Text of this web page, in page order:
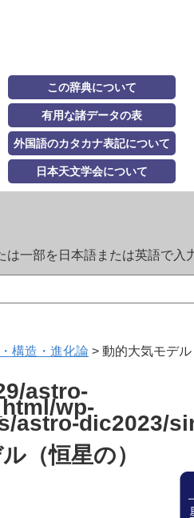
この辞典について
有用な諸データの表
外国語のカタカナ表記について
日本天文学会について
は一部を日本語または英語で入
構造・進化論 > 動的大気モデ
astro-
wp-
astro-dic2023/
（恒星の）